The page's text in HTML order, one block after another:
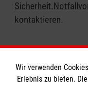
kontaktieren.
Wir verwenden
Erlebnis zu bieten.